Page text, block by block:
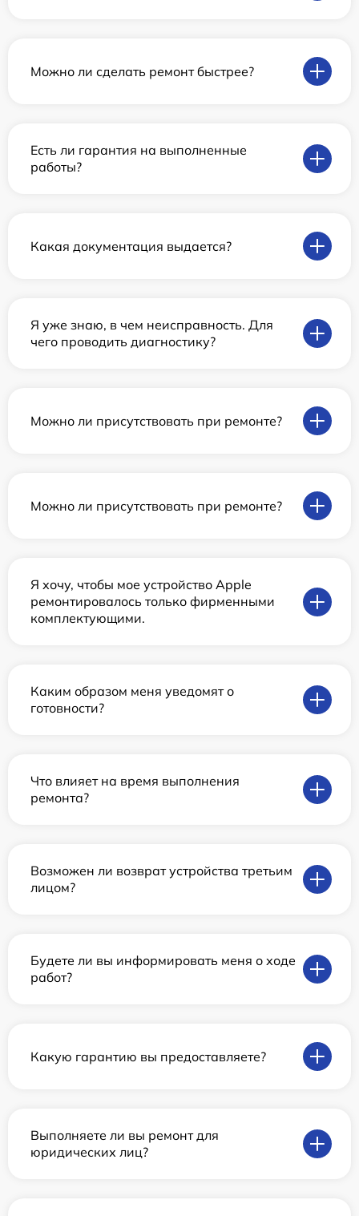
Можно ли сделать ремонт быстрее?
Есть ли гарантия на выполненные
работы?
Какая документация выдается?
Я уже знаю, в чем неисправность. Для
чего проводить диагностику?
Можно ли присутствовать при ремонте?
Можно ли присутствовать при ремонте?
Я хочу, чтобы мое устройство Apple
ремонтировалось только фирменными
комплектующими.
Каким образом меня уведомят о
готовности?
Что влияет на время выполнения
ремонта?
Возможен ли возврат устройства третьим
лицом?
Будете ли вы информировать меня о ходе
работ?
Какую гарантию вы предоставляете?
Выполняете ли вы ремонт для
юридических лиц?